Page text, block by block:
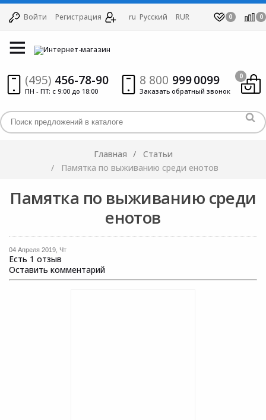
Войти Регистрация ru Русский RUR 0 0
(495) 456-78-90
ПН - ПТ: с 9:00 до 18:00
8 800 9990099
Заказать обратный звонок
0
Главная
Статьи
Памятка по выживанию среди енотов
Памятка по выживанию среди
енотов
04 Апреля 2019, Чт
Есть 1 отзыв
Оставить комментарий